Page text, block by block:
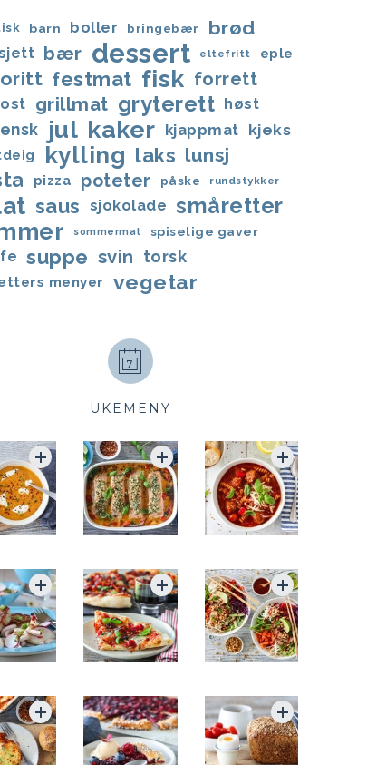
barn boller bringebær brød
bær dessert eltefritt eple
festmat fisk forrett
grillmat gryterett høst
jul kaker kjappmat kjeks
kylling laks lunsj
pizza poteter påske rundstykker
saus sjokolade småretter
sommermat spiselige gaver
suppe svin torsk
menyer vegetar
UKEMENY